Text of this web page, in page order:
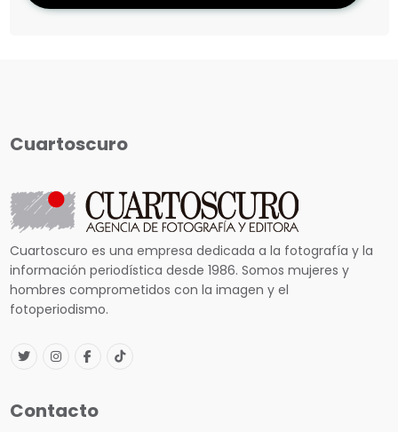
Cuartoscuro
Cuartoscuro es una empresa dedicada a la fotografía y la
información periodística desde 1986. Somos mujeres y
hombres comprometidos con la imagen y el
fotoperiodismo.
Contacto